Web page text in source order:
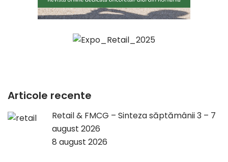
Articole recente
Retail & FMCG – Sinteza săptămânii 3 – 7
august 2026
8 august 2026